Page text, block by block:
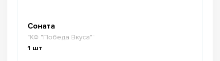
Соната
"КФ "Победа Вкуса""
1 шт